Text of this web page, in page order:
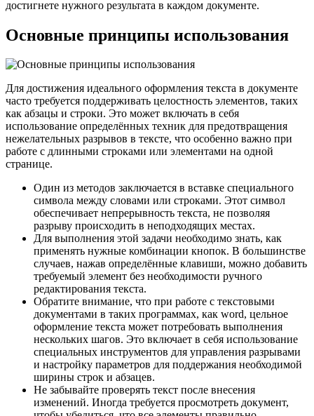
достигнете нужного результата в каждом документе.
Основные принципы использования
Для достижения идеального оформления текста в документе
часто требуется поддерживать целостность элементов, таких
как абзацы и строки. Это может включать в себя
использование определённых техник для предотвращения
нежелательных разрывов в тексте, что особенно важно при
работе с длинными строками или элементами на одной
странице.
Один из методов заключается в вставке специального
символа между словами или строками. Этот символ
обеспечивает непрерывность текста, не позволяя
разрыву происходить в неподходящих местах.
Для выполнения этой задачи необходимо знать, как
применять нужные комбинации кнопок. В большинстве
случаев, нажав определённые клавиши, можно добавить
требуемый элемент без необходимости ручного
редактирования текста.
Обратите внимание, что при работе с текстовыми
документами в таких программах, как word, цельное
оформление текста может потребовать выполнения
нескольких шагов. Это включает в себя использование
специальных инструментов для управления разрывами
и настройку параметров для поддержания необходимой
ширины строк и абзацев.
Не забывайте проверять текст после внесения
изменений. Иногда требуется просмотреть документ,